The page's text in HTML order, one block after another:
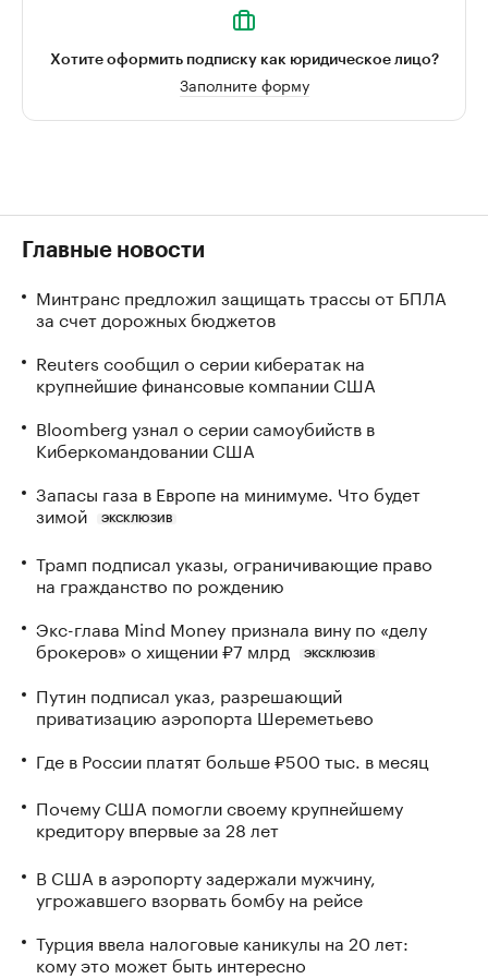
Хотите оформить подписку как юридическое лицо?
Заполните форму
Главные новости
Минтранс предложил защищать трассы от БПЛА
за счет дорожных бюджетов
Reuters сообщил о серии кибератак на
крупнейшие финансовые компании США
Bloomberg узнал о серии самоубийств в
Киберкомандовании США
Запасы газа в Европе на минимуме. Что будет
зимой
ЭКСКЛЮЗИВ
Трамп подписал указы, ограничивающие право
на гражданство по рождению
Экс-глава Mind Money признала вину по «делу
брокеров» о хищении ₽7 млрд
ЭКСКЛЮЗИВ
Путин подписал указ, разрешающий
приватизацию аэропорта Шереметьево
Где в России платят больше ₽500 тыс. в месяц
Почему США помогли своему крупнейшему
кредитору впервые за 28 лет
В США в аэропорту задержали мужчину,
угрожавшего взорвать бомбу на рейсе
Турция ввела налоговые каникулы на 20 лет:
кому это может быть интересно